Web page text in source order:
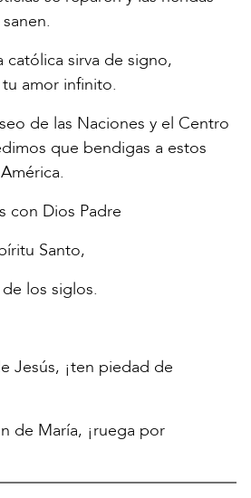
católica sirva de signo,
amor infinito.
de las Naciones y el Centro
que bendigas a estos
con Dios Padre
Santo,
los siglos.
Jesús, ¡ten piedad de
de María, ¡ruega por